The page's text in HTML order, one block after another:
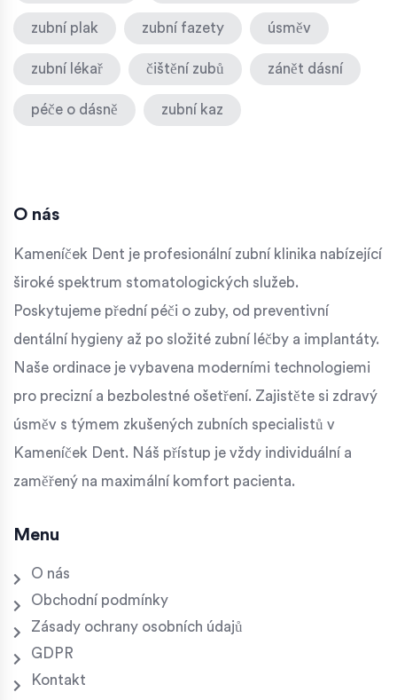
zubní plak zubní fazety úsměv
zubní lékař čištění zubů zánět dásní
péče o dásně zubní kaz
O nás
Kameníček Dent je profesionální zubní klinika nabízející
široké spektrum stomatologických služeb.
Poskytujeme přední péči o zuby, od preventivní
dentální hygieny až po složité zubní léčby a implantáty.
Naše ordinace je vybavena moderními technologiemi
pro precizní a bezbolestné ošetření. Zajistěte si zdravý
úsměv s týmem zkušených zubních specialistů v
Kameníček Dent. Náš přístup je vždy individuální a
zaměřený na maximální komfort pacienta.
Menu
O nás
Obchodní podmínky
Zásady ochrany osobních údajů
GDPR
Kontakt